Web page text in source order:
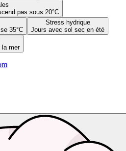
pas sous 20°C
35°C
Stress hydrique
Jours avec sol sec en été
la mer